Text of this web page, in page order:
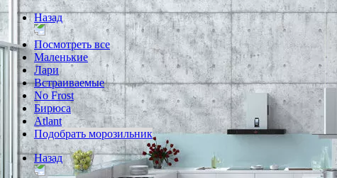
Назад
Посмотреть все
Маленькие
Лари
Встраиваемые
No Frost
Бирюса
Atlant
Подобрать морозильник
Назад